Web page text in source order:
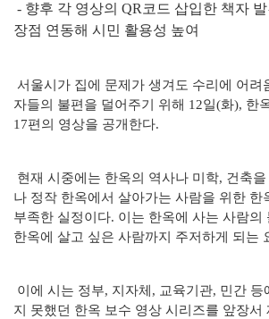
- 향후 각 영상의 QR코드 삽입한 책자
장점 연동해 시민 활용성 높여
서울시가 집에 문제가 생겨도 수리에 어려
자들의 불편을 덜어주기 위해 12일(화), 한
17편의 영상을 공개한다.
현재 시중에는 한옥의 역사나 미학, 건축
나 정작 한옥에서 살아가는 사람을 위한 한
부족한 실정이다. 이는 한옥에 사는 사람의
한옥에 살고 싶은 사람까지 주저하게 되는
이에 시는 정부, 지자체, 교육기관, 민간 등
지 못했던 한옥 보수 영상 시리즈를 앞장서